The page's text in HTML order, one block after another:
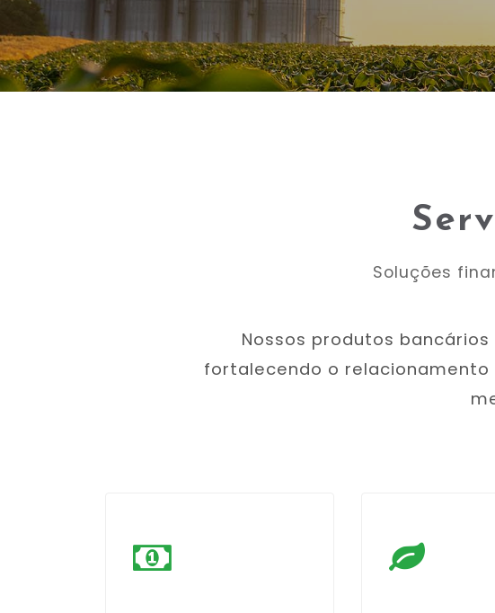
Soluções
Nossos produtos
fortalecendo o